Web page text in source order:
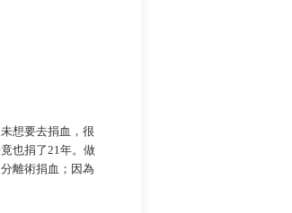
想要去捐血，很
也捐了21年。做
離術捐血；因為